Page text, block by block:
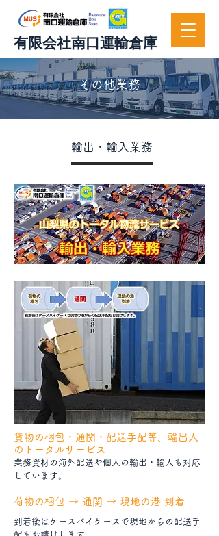
有限会社南口運輸倉庫
その他業務
輸出・輸入業務
貨物の梱包・通関・配送手配等、輸出入
のトータルサービス
業務資材の海外配送や個人の輸出・輸入も対応
しています。
荷物の梱包 → 通関 → 現地の港 到着
到着後はケースバイケースで現地からの配送手